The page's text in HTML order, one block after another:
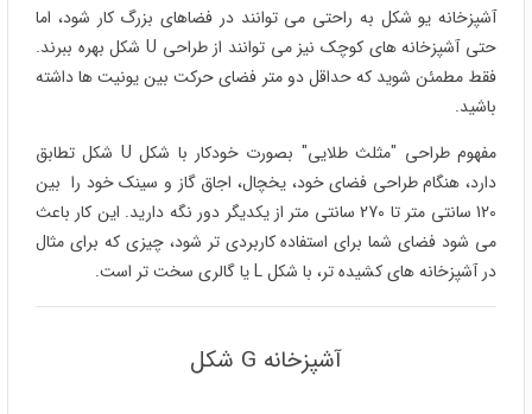
آشپزخانه یو شکل به راحتی می توانند در فضاهای بزرگ کار شود، اما
حتی آشپزخانه های کوچک نیز می توانند از طراحی U شکل بهره ببرند.
فقط مطمئن شوید که حداقل دو متر فضای حرکت بین یونیت ها داشته
باشید.
مفهوم طراحی "مثلث طلایی" بصورت خودکار با شکل U شکل تطابق
دارد، هنگام طراحی فضای خود، یخچال، اجاق گاز و سینک خود را بین
120 سانتی متر تا 270 سانتی متر از یکدیگر دور نگه دارید. این کار باعث
می شود فضای شما برای استفاده کاربردی تر شود، چیزی که برای مثال
در آشپزخانه های کشیده تر، با شکل L یا گالری سخت تر است.
آشپزخانه G شکل